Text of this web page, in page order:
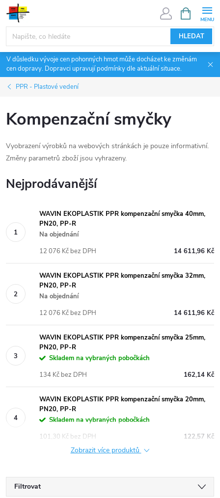
Přejít
obsah
HLEDAT
NÁKUPNÍ
KOŠÍK
V důsledku vývoje cen pohonných hmot může docházet ke změnám
cen dopravy. Dopravci upravují podmínky dle aktuální situace.
PPR - Plastové vedení
Kompenzační smyčky
Vyobrazení výrobků na webových stránkách je pouze informativní.
Změny parametrů zboží jsou vyhrazeny.
Nejprodávanější
WAVIN EKOPLASTIK PPR kompenzační smyčka 40mm,
PN20, PP-R
Na objednání
14 611,96 Kč
12 076 Kč bez DPH
WAVIN EKOPLASTIK PPR kompenzační smyčka 32mm,
PN20, PP-R
Na objednání
14 611,96 Kč
12 076 Kč bez DPH
WAVIN EKOPLASTIK PPR kompenzační smyčka 25mm,
PN20, PP-R
Skladem na vybraných pobočkách
162,14 Kč
134 Kč bez DPH
WAVIN EKOPLASTIK PPR kompenzační smyčka 20mm,
PN20, PP-R
Skladem na vybraných pobočkách
122,57 Kč
101,30 Kč bez DPH
Zobrazit více produktů
Filtrovat